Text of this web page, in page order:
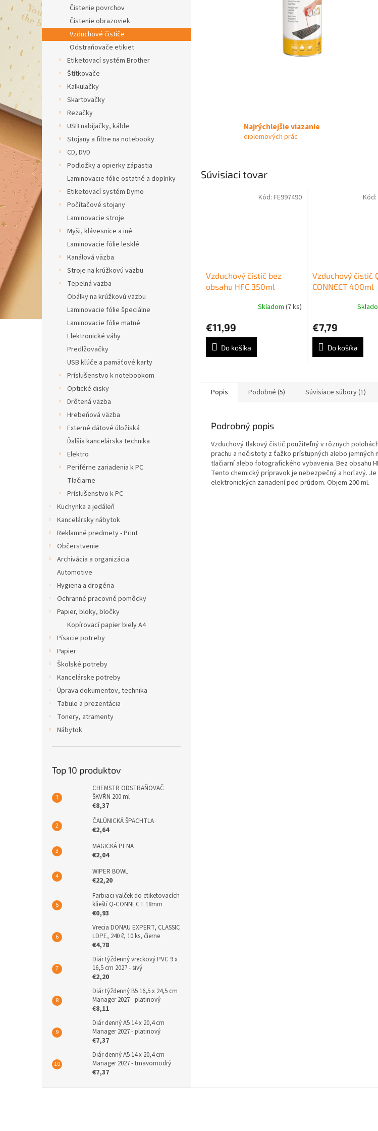
Čistenie povrchov
Čistenie obrazoviek
Vzduchové čističe
Odstraňovače etikiet
Etiketovací systém Brother
Štítkovače
Kalkulačky
Skartovačky
Rezačky
USB nabíjačky, káble
Stojany a filtre na notebooky
CD, DVD
Podložky a opierky zápästia
Laminovacie fólie ostatné a doplnky
Etiketovací systém Dymo
Počítačové stojany
Laminovacie stroje
Myši, klávesnice a iné
Laminovacie fólie lesklé
Kanálová väzba
Stroje na krúžkovú väzbu
Tepelná väzba
Obálky na krúžkovú väzbu
Laminovacie fólie špeciálne
Laminovacie fólie matné
Elektronické váhy
Predlžovačky
USB kľúče a pamäťové karty
Príslušenstvo k notebookom
Optické disky
Drôtená väzba
Hrebeňová väzba
Externé dátové úložiská
Ďalšia kancelárska technika
Elektro
Periférne zariadenia k PC
Tlačiarne
Príslušenstvo k PC
Kuchynka a jedáleň
Kancelársky nábytok
Reklamné predmety - Print
Občerstvenie
Archivácia a organizácia
Automotive
Hygiena a drogéria
Ochranné pracovné pomôcky
Papier, bloky, bločky
Kopírovací papier biely A4
Písacie potreby
Papier
Školské potreby
Kancelárske potreby
Úprava dokumentov, technika
Tabule a prezentácia
Tonery, atramenty
Nábytok
Top 10 produktov
CHEMSTR ODSTRAŇOVAČ
ŠKVŔN 200 ml
€8,37
ČALÚNICKÁ ŠPACHTLA
€2,64
MAGICKÁ PENA
€2,04
WIPER BOWL
€22,20
Farbiaci valček do etiketovacích
klieští Q-CONNECT 18mm
€0,93
Vrecia DONAU EXPERT, CLASSIC
LDPE, 240 ℓ, 10 ks, čierne
€4,78
Diár týždenný vreckový PVC 9 x
16,5 cm 2027 - sivý
€2,20
Diár týždenný B5 16,5 x 24,5 cm
Manager 2027 - platinový
€8,11
Diár denný A5 14 x 20,4 cm
Manager 2027 - platinový
€7,37
Diár denný A5 14 x 20,4 cm
Manager 2027 - tmavomodrý
€7,37
Najrýchlejšie viazanie
diplomových prác
Súvisiaci tovar
Vzduchový čistič bez
obsahu HFC 350ml
Skladom (7 ks)
€11,99
Do košíka
Kód: FE997490
Vzduchový čistič
CONNECT 400ml
€7,79
Do košíka
Kód:
Popis Podobné (5) Súvisiace súbory (1)
Podrobný popis
Vzduchový tlakový čistič použiteľný v rôznych
prachu a nečistoty z ťažko prístupných alebo jemných
tlačiarní alebo fotografického vybavenia. Bez obsahu
Tento chemický prípravok je nebezpečný a horľavý.
elektronických zariadení pod prúdom. Objem 200 ml.